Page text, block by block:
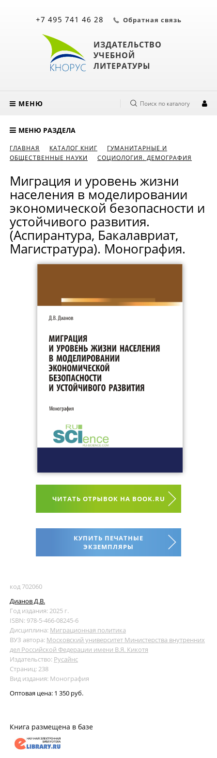
ИЗДАТЕЛЬСТВО
УЧЕБНОЙ
ЛИТЕРАТУРЫ
+7 495 741 46 28 Обратная связь
МЕНЮ Поиск по каталогу
МЕНЮ РАЗДЕЛА
ГЛАВНАЯ КАТАЛОГ КНИГ
ГУМАНИТАРНЫЕ И
ОБЩЕСТВЕННЫЕ НАУКИ
СОЦИОЛОГИЯ. ДЕМОГРАФИЯ
Миграция и уровень жизни
населения в моделировании
экономической безопасности и
устойчивого развития.
(Аспирантура, Бакалавриат,
Магистратура). Монография.
ЧИТАТЬ ОТРЫВОК НА BOOK.RU
КУПИТЬ ПЕЧАТНЫЕ
ЭКЗЕМПЛЯРЫ
код 702060
Дианов Д.В.
Год издания: 2025 г.
ISBN: 978-5-466-08245-6
Дисциплина: Миграционная политика
ВУЗ автора: Московский университет Министерства внутренних
дел Российской Федерации имени В.Я. Кикотя
Издательство: Русайнс
Страниц: 238
Вид издания: Монография
Оптовая цена: 1 350 руб.
Книга размещена в базе